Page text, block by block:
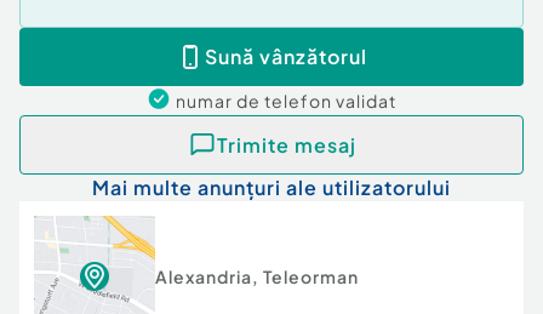
suna la nr din anunt 0720722858 Cristian Glavan
Imobiliare Activ Imob Alexandria
Oferta Exclusiva Agentia Imobiliara Activ Imob -
Id intern 226374 / 229541
Sună vânzătorul
numar de telefon validat
Trimite mesaj
Mai multe anunțuri ale utilizatorului
Alexandria, Teleorman